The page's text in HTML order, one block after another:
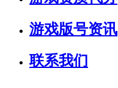
游戏版号资讯
联系我们